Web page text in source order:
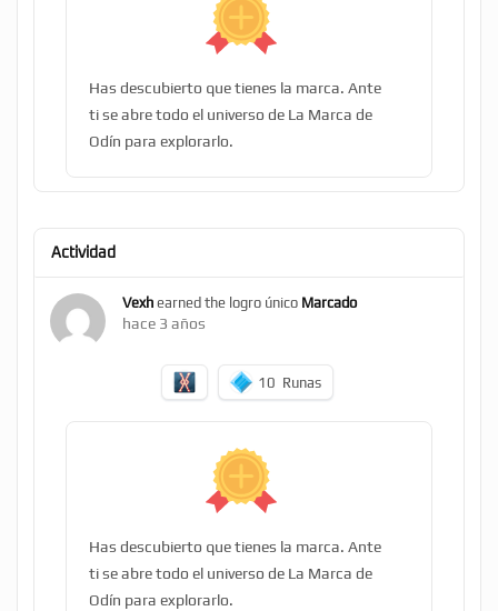
Has descubierto que tienes la marca. Ante
ti se abre todo el universo de La Marca de
Odín para explorarlo.
Actividad
Vexh earned the logro único Marcado
hace 3 años
10 Runas
Has descubierto que tienes la marca. Ante
ti se abre todo el universo de La Marca de
Odín para explorarlo.